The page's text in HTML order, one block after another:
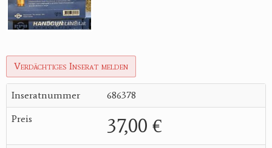
Verdächtiges Inserat melden
Inseratnummer 686378
Preis 37,00 €